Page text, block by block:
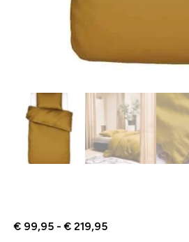
€ 99,95 - € 219,95